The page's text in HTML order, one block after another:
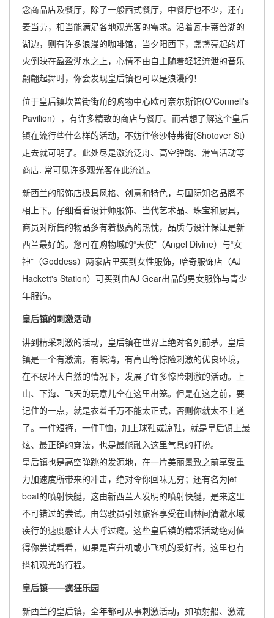
念商品店及餐厅，除了一般西式餐厅，中餐厅也不少，还有
麦当劳，相当能满足各地观光客的需求。沿着瓦卡蒂普湖的
湖边，则有许多浪漫的咖啡馆，当夕阳西下，盏盏亮起的灯
火倒映在盈盈湖水之上，心情不由自主随着轻轻流泄的音乐
翩翩起舞时，你会发现皇后镇也可以是浪漫的！
位于皇后镇坎普街街角的购物中心欧可奈尔斯馆(O'Connell's
Pavilion），有许多精致的商店与餐厅。而若想了解这个皇后
镇在流行些什么样的活动，不妨往修沙特弗街(Shotover St）
走去就可明了。此处尽是激流泛舟、高空弹跳、滑雪活动等
商店. 常可见许多观光客在此流连。
新西兰的服饰店极具风格、创意和特色，与国际知名品牌不
相上下。仔细看看设计师服饰、当代艺术品、珠宝和厨具，
商员对所售的物品多有着极高的热忱，品质与设计保证是新
西兰最好的。您可在购物城的“天使”（Angel Divine）与“女
神”（Goddess）两家店里买到女性服饰，哈奇服饰店（AJ
Hackett's Station）可买到由AJ Gear出品的男女服饰与青少
年服饰。
皇后镇的刺激活动
讲到精采刺激的活动，皇后镇在世界上绝对名列前茅。皇后
镇是一个有激流，有峡湾，有高山等惊险刺激的优良环境，
在不破坏大自然的情况下，发展了许多惊险刺激的活动。上
山、下海、飞天的玩意儿全在这里出笼。但是在这之前，要
记住的一点，就是衣着千万不能太正式，否则你就太不上道
了。一件短裤，一件T恤，加上球鞋或凉鞋，就是皇后镇上最
炫、最正确的穿法，也是最能融入这里气息的打扮。
皇后镇也是高空弹跳的发源地，在一片美丽景致之前享受重
力加速度所带来的冲击，绝对令你回味无穷；还有名为jet
boat的喷射快艇，这由新西兰人发明的喷射快艇，是来这里
不可错过的尝试。由驾驶员引领旅客享受在山林间清澈水域
疾行的速度感让人大呼过瘾。这些皇后镇的精采活动绝对值
得你尝试看看，如果是直升机或小飞机的爱好者，这里也有
搭机观光的行程。
皇后镇——疯狂乐园
新西兰的皇后镇，全年都可从事刺激活动，如喷射船、激流